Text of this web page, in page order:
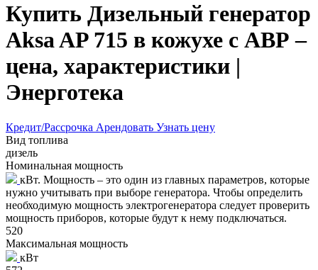
Купить Дизельный генератор
Aksa AP 715 в кожухе с АВР –
цена, характеристики |
Энерготека
Кредит/Рассрочка Арендовать Узнать цену
Вид топлива
дизель
Номинальная мощность
кВт. Мощность – это один из главных параметров, которые
нужно учитывать при выборе генератора. Чтобы определить
необходимую мощность электрогенератора следует проверить
мощность приборов, которые будут к нему подключаться.
520
Максимальная мощность
кВт